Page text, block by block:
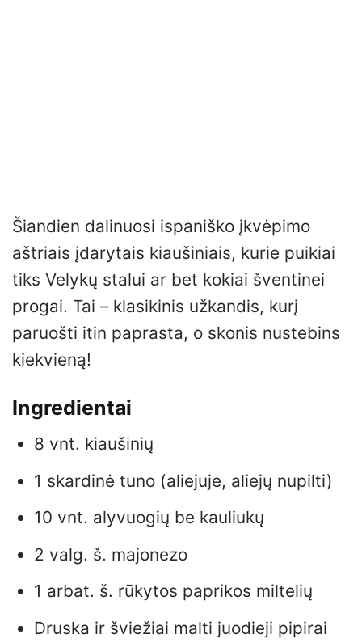
Šiandien dalinuosi ispaniško įkvėpimo
aštriais įdarytais kiaušiniais, kurie puikiai
tiks Velykų stalui ar bet kokiai šventinei
progai. Tai – klasikinis užkandis, kurį
paruošti itin paprasta, o skonis nustebins
kiekvieną!
Ingredientai
8 vnt. kiaušinių
1 skardinė tuno (aliejuje, aliejų nupilti)
10 vnt. alyvuogių be kauliukų
2 valg. š. majonezo
1 arbat. š. rūkytos paprikos miltelių
Druska ir šviežiai malti juodieji pipirai